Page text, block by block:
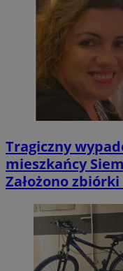
Tragiczny
mieszkańcy
Założono